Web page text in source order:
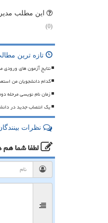
این مطلب
(0)
تازه ترین
نتایج آزمون های
کدام دانشجویان من
زمان نام نویسی مرحله
یک انتصاب جدید در
نظرات
لطفا شما هم